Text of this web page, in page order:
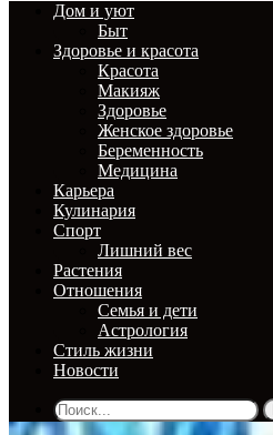
Дом и уют
Быт
Здоровье и красота
Красота
Макияж
Здоровье
Женское здоровье
Беременность
Медицина
Карьера
Кулинария
Спорт
Лишний вес
Растения
Отношения
Семья и дети
Астрология
Стиль жизни
Новости